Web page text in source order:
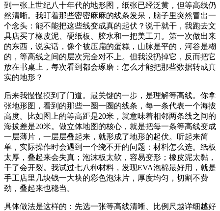
到一张上世纪八十年代的地形图，纸张已经泛黄，但等高线仍
然清晰。我盯着那些密密麻麻的线条发呆，脑子里突然冒出一
个念头：能不能把这些线变成真的起伏？说干就干，我跑去文
具店买了橡皮泥、硬纸板、胶水和一把美工刀。第一次做出来
的东西，说实话，像个被压扁的蛋糕，山脉是平的，河谷是糊
的，等高线之间的层次完全对不上。但我没扔掉它，反而把它
放在书桌上，每次看到都会琢磨：怎么才能把那些数据转成真
实的地形？
后来我慢慢摸到了门道。最关键的一步，是理解等高线。你拿
张地形图，看到的那些一圈一圈的线条，每一条代表一个海拔
高度。比如图上的等高距是20米，就意味着相邻两条线之间的
海拔差是20米。做立体地图的核心，就是把每一条等高线变成
一层薄片，一层层叠起来，就形成了地形的起伏。听起来简
单，实际操作时会遇到一个绕不开的问题：材料怎么选。纸板
太厚，叠起来会失真；泡沫板太软，容易变形；橡皮泥太黏，
干了会开裂。我试过七八种材料，发现EVA泡棉最好用，就是
手工店里几块钱一大块的彩色泡沫片，厚度均匀，切割不费
劲，叠起来也稳当。
具体做法是这样的：先选一张等高线清晰、比例尺越详细越好